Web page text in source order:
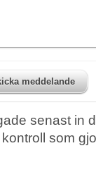
meddelande
senast in
som